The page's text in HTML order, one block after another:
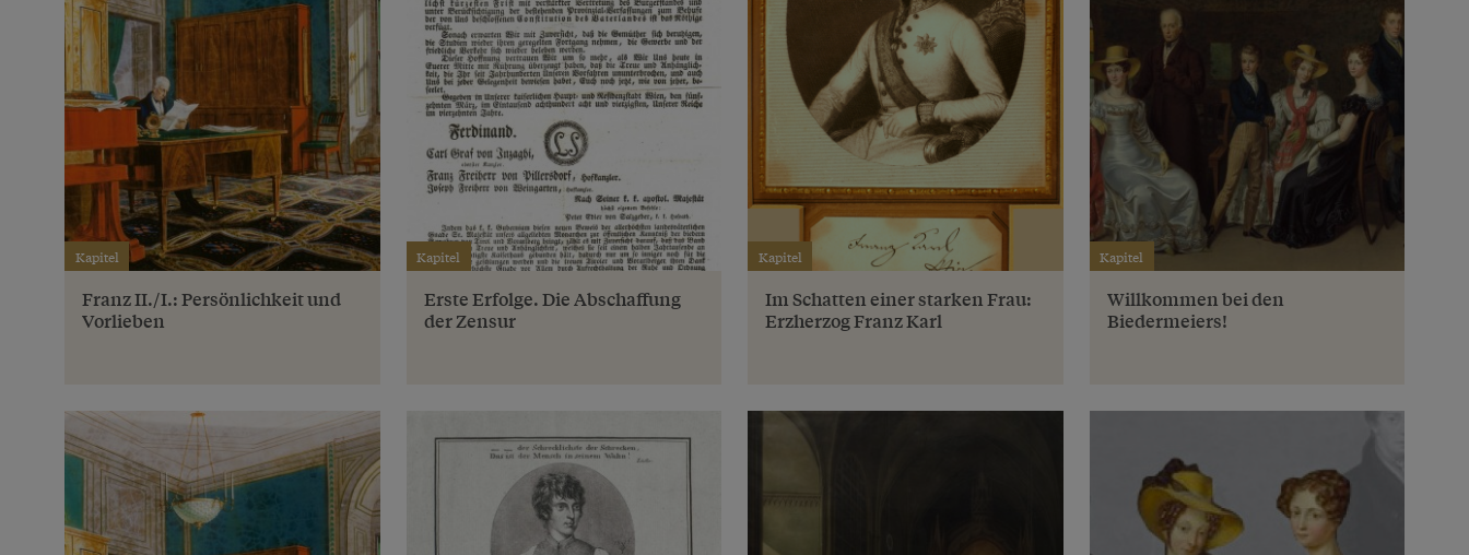
Kapitel
Franz II./I.: Persönlichkeit und
Vorlieben
Kapitel
Erste Erfolge. Die Abschaffung
der Zensur
Kapitel
Im Schatten einer starken Frau:
Erzherzog Franz Karl
Kapitel
Willkommen bei den
Biedermeiers!